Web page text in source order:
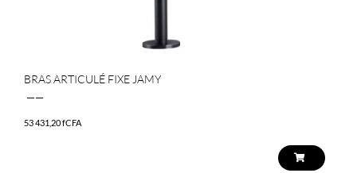
BRAS ARTICULÉ FIXE JAMY
——
53 431,20fCFA